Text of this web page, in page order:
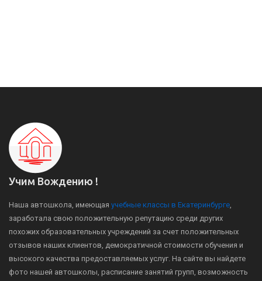
Учим Вождению !
Наша автошкола, имеющая учебные классы в Екатеринбурге,
заработала свою положительную репутацию среди других
похожих образовательных учреждений за счет положительных
отзывов наших клиентов, демократичной стоимости обучения и
высокого качества предоставляемых услуг. На сайте вы найдете
фото нашей автошколы, расписание занятий групп, возможность